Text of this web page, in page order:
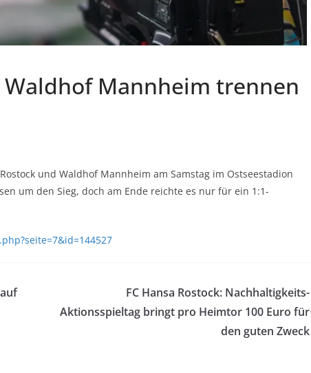
Waldhof Mannheim trennen
und Waldhof Mannheim am Samstag im Ostseestadion
um den Sieg, doch am Ende reichte es nur für ein 1:1-
FC Hansa Rostock: Nachhaltigkeits-
Aktionsspieltag bringt pro Heimtor 100 Euro für
den guten Zweck